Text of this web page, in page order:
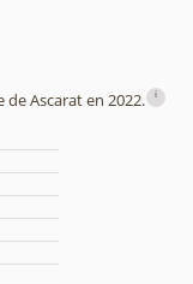
Ascarat en 2022.
i